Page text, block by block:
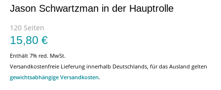
Jason Schwartzman in der Hauptrolle
120 Seiten
15,80 €
Enthält 7% red. MwSt.
Versandkostenfreie Lieferung innerhalb Deutschlands, für das Ausland gelten
gewichtsabhängige Versandkosten.